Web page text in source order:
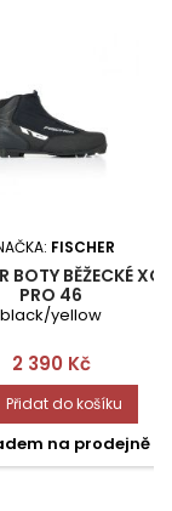
FISCHER
BOTY BĚŽECKÉ XC
PRO 46
black/yellow
Cena
2 390 Kč
Přidat do košíku
na prodejně